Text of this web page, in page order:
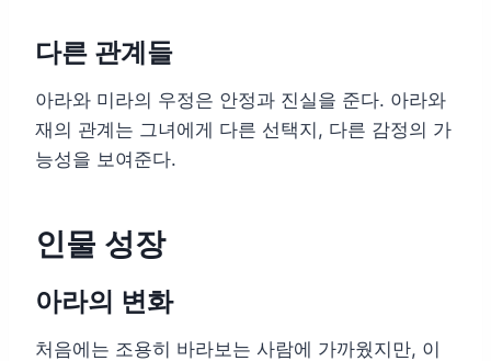
다른 관계들
아라와 미라의 우정은 안정과 진실을 준다. 아라와
재의 관계는 그녀에게 다른 선택지, 다른 감정의 가
능성을 보여준다.
인물 성장
아라의 변화
처음에는 조용히 바라보는 사람에 가까웠지만, 이